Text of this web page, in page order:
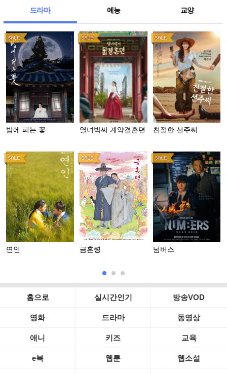
드라마 예능 교양
밤에 피는 꽃 열녀박씨 계약결혼뎐 친절한 선주씨
연인 금혼령 넘버스
홈으로 실시간인기 방송VOD
영화 드라마 동영상
애니 키즈 교육
e북 웹툰 웹소설